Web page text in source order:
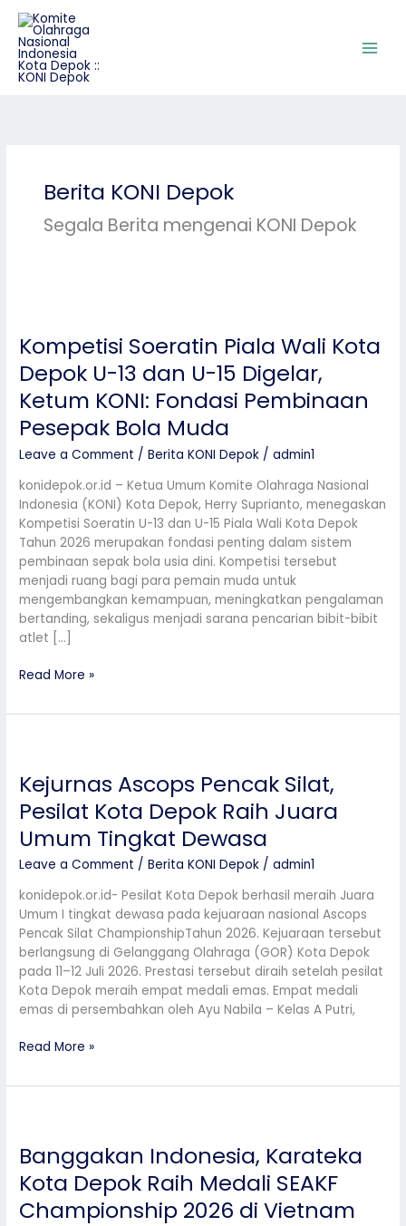
Skip
content
Berita KONI Depok
Segala Berita mengenai KONI Depok
Kompetisi Soeratin Piala Wali Kota
Depok U-13 dan U-15 Digelar,
Ketum KONI: Fondasi Pembinaan
Pesepak Bola Muda
Leave a Comment /Berita KONI Depok /admin1
konidepok.or.id – Ketua Umum Komite Olahraga Nasional
Indonesia (KONI) Kota Depok, Herry Suprianto, menegaskan
Kompetisi Soeratin U-13 dan U-15 Piala Wali Kota Depok
Tahun 2026 merupakan fondasi penting dalam sistem
pembinaan sepak bola usia dini. Kompetisi tersebut
menjadi ruang bagi para pemain muda untuk
mengembangkan kemampuan, meningkatkan pengalaman
bertanding, sekaligus menjadi sarana pencarian bibit-bibit
atlet […]
Piala
Kota
Depok
U-
13
dan
15
Digelar,
Ketum
KONI:
Fondasi
Pembinaan
Pesepak
Bola
Muda
Read More »
Kejurnas Ascops Pencak Silat,
Pesilat Kota Depok Raih Juara
Umum Tingkat Dewasa
Leave a Comment /Berita KONI Depok /admin1
konidepok.or.id- Pesilat Kota Depok berhasil meraih Juara
Umum I tingkat dewasa pada kejuaraan nasional Ascops
Pencak Silat ChampionshipTahun 2026. Kejuaraan tersebut
berlangsung di Gelanggang Olahraga (GOR) Kota Depok
pada 11–12 Juli 2026. Prestasi tersebut diraih setelah pesilat
Kota Depok meraih empat medali emas. Empat medali
emas di persembahkan oleh Ayu Nabila – Kelas A Putri,
Pencak
Silat,
Pesilat
Kota
Depok
Raih
Juara
Umum
Tingkat
Dewasa
Read More »
Banggakan Indonesia, Karateka
Kota Depok Raih Medali SEAKF
Championship 2026 di Vietnam
Karateka
Depok
Raih